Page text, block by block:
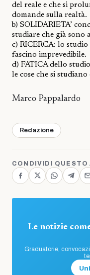
del reale e che si
domande sulla realtà.
b) SOLIDARIETA’
studiare che già sono
c) RICERCA: lo
fascino imprevedibile.
d) FATICA dello
le cose che si
Marco Pappalardo
Redazione
CONDIVIDI QUESTO
Le notizie
Graduatorie,